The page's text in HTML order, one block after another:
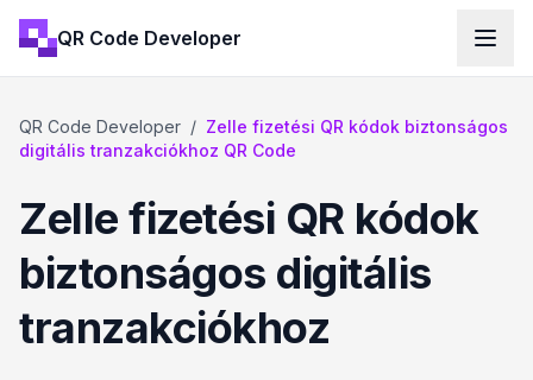
QR Code Developer
QR Code Developer / Zelle fizetési QR kódok biztonságos
digitális tranzakciókhoz QR Code
Zelle fizetési QR kódok
biztonságos digitális
tranzakciókhoz